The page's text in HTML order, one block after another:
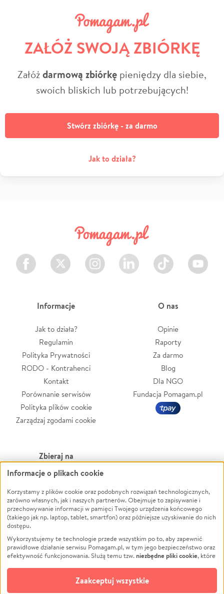
ZAŁÓŻ SWOJĄ ZBIÓRKĘ
Załóżdarmową zbiórkę pieniędzy dla siebie,
swoich bliskich lub potrzebujących!
Stwórz zbiórkę - za darmo
Jak to działa?
Facebook Twitter Instagram LinkedIn TikTok Youtube
Informacje
Jak to działa?
Regulamin
Polityka Prywatności
RODO - Kontrahenci
Kontakt
Porównanie serwisów
Polityka plików cookie
Zarządzaj zgodami cookie
O nas
Opinie
Raporty
Za darmo
Blog
Dla NGO
Fundacja Pomagam.pl
Zbieraj na
Leczenie
Zwierzęta
Pożar
Ukraina
Pomoc Finansowa
Projekty
Pogrzeb
Społeczność lokalna
Powódź
Wichura
NGO
Edukacja
Podróż
Impreza
Ochrona środowiska
Informacje o plikach cookie
Korzystamy z plików cookie oraz podobnych rozwiązań technologicznych,
zarówno własnych, jak i naszych partnerów. Obejmuje to zapisywanie i
przechowywanie informacji w pamięci Twojego urządzenia końcowego
(takiego jak np. laptop, tablet, smartfon) oraz późniejsze uzyskiwanie do nich
dostępu.
Wykorzystujemy te technologie przede wszystkim po to, aby zapewnić
prawidłowe działanie serwisu Pomagam.pl, w tym jego bezpieczeństwo oraz
efektywność funkcjonowania. Służą temu tzw.niezbędne pliki cookie, które
opcjonalnych plików cookie
technologii do celów analitycznych i retargetingowych. Możesz wyrazić
Zaakceptuj wszystkie